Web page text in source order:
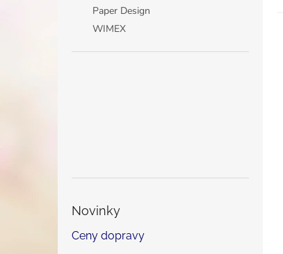
Paper Design
WIMEX
Novinky
Ceny dopravy